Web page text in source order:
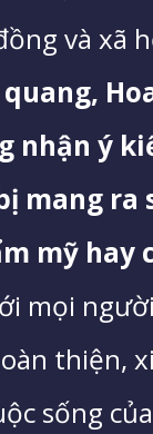
và xã
quang,
nhận ý
mang ra
mỹ hay
mọi
thiện,
sống